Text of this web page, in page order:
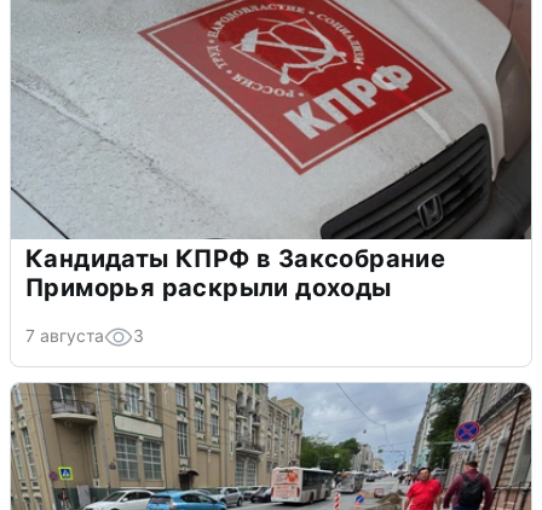
Кандидаты КПРФ в Заксобрание
Приморья раскрыли доходы
7 августа 3